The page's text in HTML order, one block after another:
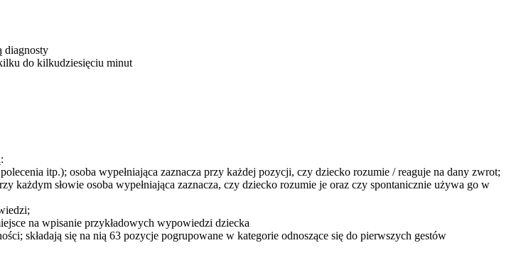
diagnosty
do kilkudziesięciu minut
itp.); osoba wypełniająca zaznacza przy każdej pozycji, czy dziecko rozumie / reaguje na dany zwrot;
każdym słowie osoba wypełniająca zaznacza, czy dziecko rozumie je oraz czy spontanicznie używa go w
na wpisanie przykładowych wypowiedzi dziecka
składają się na nią 63 pozycje pogrupowane w kategorie odnoszące się do pierwszych gestów